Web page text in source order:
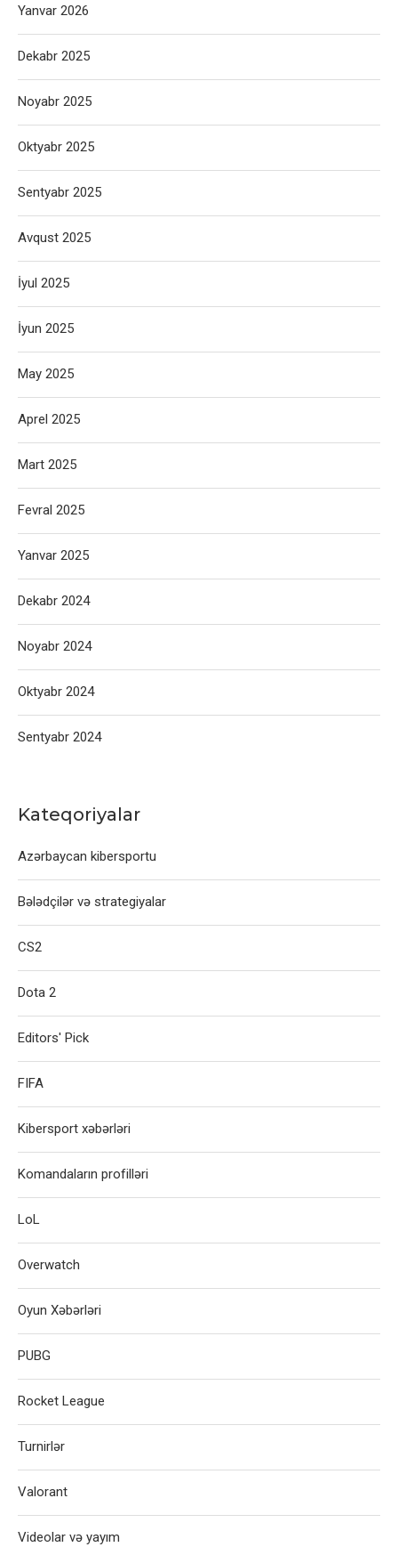
Yanvar 2026
Dekabr 2025
Noyabr 2025
Oktyabr 2025
Sentyabr 2025
Avqust 2025
İyul 2025
İyun 2025
May 2025
Aprel 2025
Mart 2025
Fevral 2025
Yanvar 2025
Dekabr 2024
Noyabr 2024
Oktyabr 2024
Sentyabr 2024
Kateqoriyalar
Azərbaycan kibersportu
Bələdçilər və strategiyalar
CS2
Dota 2
Editors' Pick
FIFA
Kibersport xəbərləri
Komandaların profilləri
LoL
Overwatch
Oyun Xəbərləri
PUBG
Rocket League
Turnirlər
Valorant
Videolar və yayım